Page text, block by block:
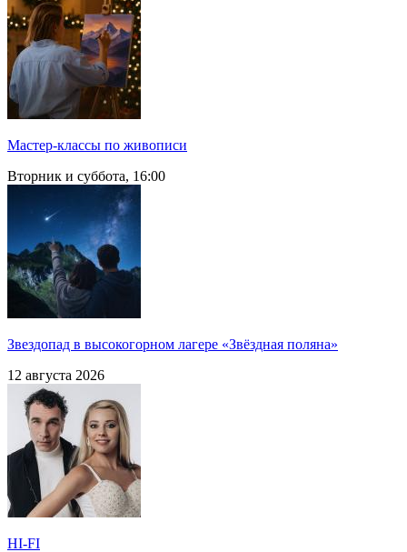
Мастер-классы по живописи
Вторник и суббота, 16:00
Звездопад в высокогорном лагере «Звёздная поляна»
12 августа 2026
HI-FI